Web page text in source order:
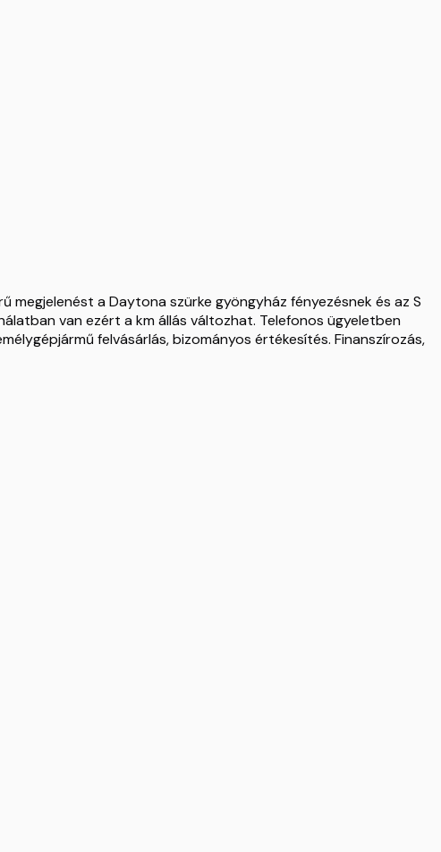
a Daytona szürke gyöngyház fényezésnek és az S
van ezért a km állás változhat. Telefonos ügyeletben
felvásárlás, bizományos értékesítés. Finanszírozás,